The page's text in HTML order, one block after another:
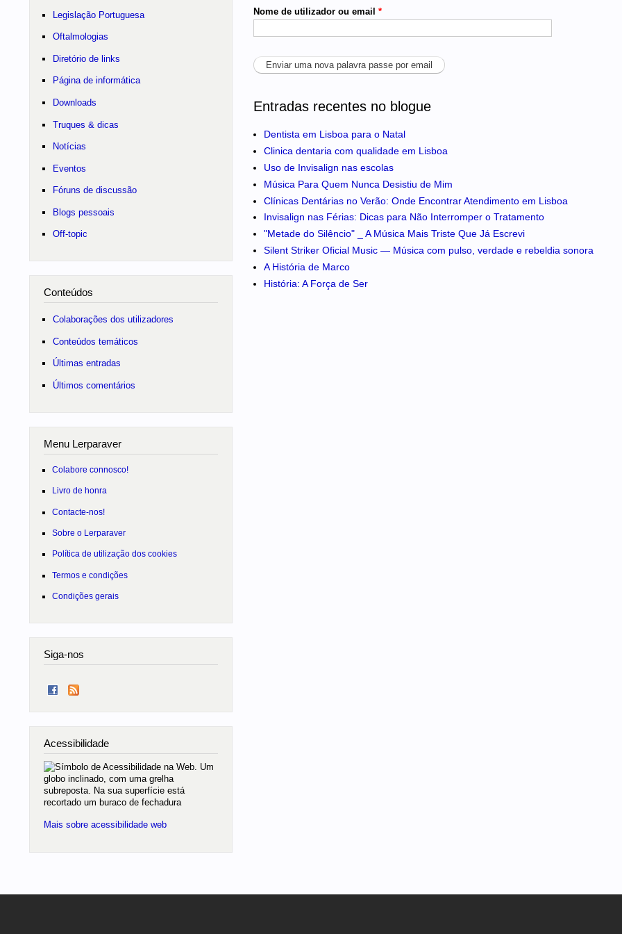
Nome de utilizador ou email *
Entradas recentes no blogue
Dentista em Lisboa para o Natal
Clinica dentaria com qualidade em Lisboa
Uso de Invisalign nas escolas
Música Para Quem Nunca Desistiu de Mim
Clínicas Dentárias no Verão: Onde Encontrar Atendimento em Lisboa
Invisalign nas Férias: Dicas para Não Interromper o Tratamento
"Metade do Silêncio" _ A Música Mais Triste Que Já Escrevi
Silent Striker Oficial Music — Música com pulso, verdade e rebeldia sonora
A História de Marco
História: A Força de Ser
Legislação Portuguesa
Oftalmologias
Diretório de links
Página de informática
Downloads
Truques & dicas
Notícias
Eventos
Fóruns de discussão
Blogs pessoais
Off-topic
Conteúdos
Colaborações dos utilizadores
Conteúdos temáticos
Últimas entradas
Últimos comentários
Menu Lerparaver
Colabore connosco!
Livro de honra
Contacte-nos!
Sobre o Lerparaver
Política de utilização dos cookies
Termos e condições
Condições gerais
Siga-nos
Acessibilidade
Mais sobre acessibilidade web